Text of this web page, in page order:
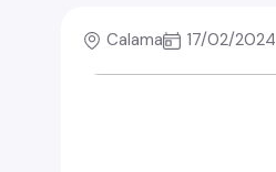
Calama 17/02/2024